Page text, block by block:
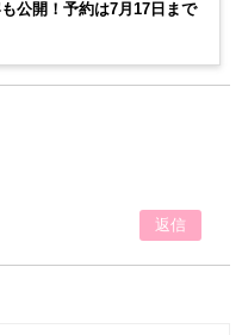
公開！予約は7月17日まで
返信